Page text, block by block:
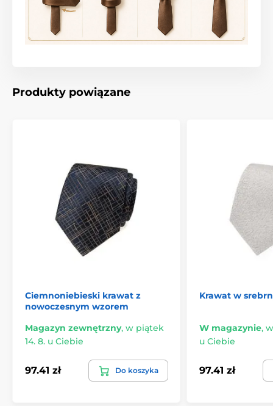
Produkty powiązane
Ciemnoniebieski krawat z
nowoczesnym wzorem
Magazyn zewnętrzny, w piątek
14. 8. u Ciebie
97.41 zł Do koszyka
Krawat w
W magazynie,
u Ciebie
97.41 zł